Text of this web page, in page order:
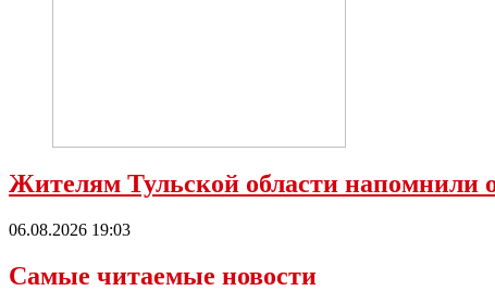
Жителям Тульской области напомнили
06.08.2026 19:03
Самые читаемые новости